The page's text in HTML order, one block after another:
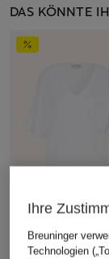
DAS KÖNNTE
Marc O'Polo
T-Shirt
Ihre
Breuninger
Technologien